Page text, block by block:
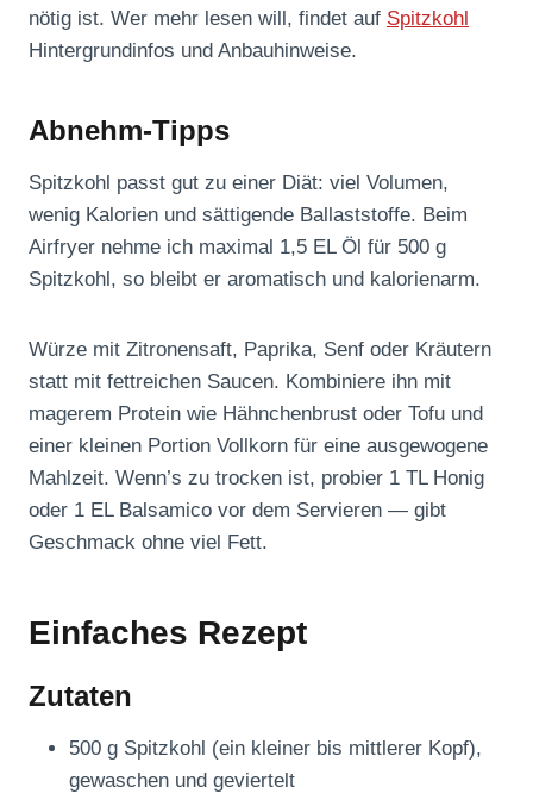
nötig ist. Wer mehr lesen will, findet auf Spitzkohl
Hintergrundinfos und Anbauhinweise.
Abnehm-Tipps
Spitzkohl passt gut zu einer Diät: viel Volumen,
wenig Kalorien und sättigende Ballaststoffe. Beim
Airfryer nehme ich maximal 1,5 EL Öl für 500 g
Spitzkohl, so bleibt er aromatisch und kalorienarm.
Würze mit Zitronensaft, Paprika, Senf oder Kräutern
statt mit fettreichen Saucen. Kombiniere ihn mit
magerem Protein wie Hähnchenbrust oder Tofu und
einer kleinen Portion Vollkorn für eine ausgewogene
Mahlzeit. Wenn’s zu trocken ist, probier 1 TL Honig
oder 1 EL Balsamico vor dem Servieren — gibt
Geschmack ohne viel Fett.
Einfaches Rezept
Zutaten
500 g Spitzkohl (ein kleiner bis mittlerer Kopf),
gewaschen und geviertelt